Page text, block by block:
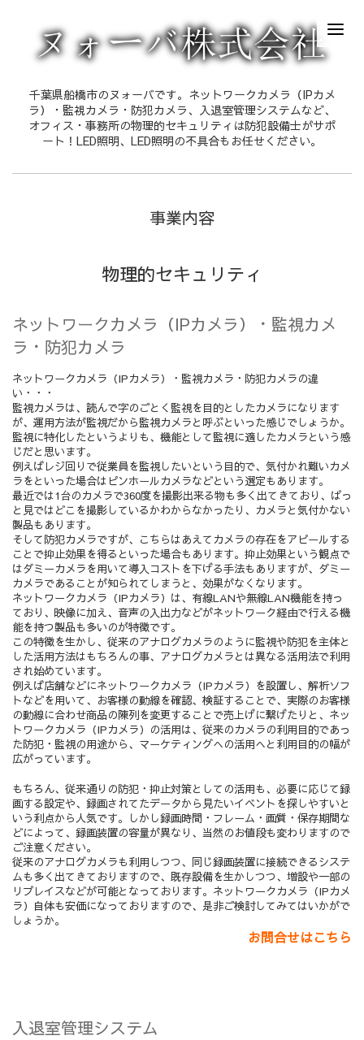
千葉県船橋市のヌォーバです。ネットワークカメラ（IPカメ
ラ）・監視カメラ・防犯カメラ、入退室管理システムなど、
オフィス・事務所の物理的セキュリティは防犯設備士がサポ
ート！LED照明、LED照明の不具合もお任せください。
事業内容
物理的セキュリティ
ネットワークカメラ（IPカメラ）・監視カメ
ラ・防犯カメラ
ネットワークカメラ（IPカメラ）・監視カメラ・防犯カメラの違
い・・・
監視カメラは、読んで字のごとく監視を目的としたカメラになります
が、運用方法が監視だから監視カメラと呼ぶといった感じでしょうか。
監視に特化したというよりも、機能として監視に適したカメラという感
じだと思います。
例えばレジ回りで従業員を監視したいという目的で、気付かれ難いカメ
ラをといった場合はピンホールカメラなどという選定もあります。
最近では1台のカメラで360度を撮影出来る物も多く出てきており、ぱっ
と見ではどこを撮影しているかわからなかったり、カメラと気付かない
製品もあります。
そして防犯カメラですが、こちらはあえてカメラの存在をアピールする
ことで抑止効果を得るといった場合もあります。抑止効果という観点で
はダミーカメラを用いて導入コストを下げる手法もありますが、ダミー
カメラであることが知られてしまうと、効果がなくなります。
ネットワークカメラ（IPカメラ）は、有線LANや無線LAN機能を持っ
ており、映像に加え、音声の入出力などがネットワーク経由で行える機
能を持つ製品も多いのが特徴です。
この特徴を生かし、従来のアナログカメラのように監視や防犯を主体と
した活用方法はもちろんの事、アナログカメラとは異なる活用法で利用
され始めています。
例えば店舗などにネットワークカメラ（IPカメラ）を設置し、解析ソフ
トなどを用いて、お客様の動線を確認、検証することで、実際のお客様
の動線に合わせ商品の陳列を変更することで売上げに繋げたりと、 ネッ
トワークカメラ（IPカメラ）の活用は、従来のカメラの利用目的であっ
た防犯・監視の用途から、マーケティングへの活用へと利用目的の幅が
広がっています。
もちろん、従来通りの防犯・抑止対策としての活用も、 必要に応じて録
画する設定や、録画されてたデータから見たいイベントを探しやすいと
いう利点から人気です。しかし録画時間・フレーム・画質・保存期間な
どによって、録画装置の容量が異なり、当然のお値段も変わりますので
ご注意ください。
従来のアナログカメラも利用しつつ、同じ録画装置に接続できるシステ
ムも多く出てきておりますので、既存設備を生かしつつ、増設や一部の
リプレイスなどが可能となっております。 ネットワークカメラ（IPカメ
ラ）自体も安価になっておりますので、是非ご検討してみてはいかがで
しょうか。
お問合せはこちら
入退室管理システム